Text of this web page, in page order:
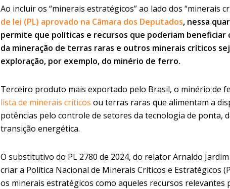
Ao incluir os “minerais estratégicos” ao lado dos “minerais
de lei (PL) aprovado na Câmara dos Deputados, nessa
permite que políticas e recursos que poderiam beneficiar
da mineração de terras raras e outros minerais críticos
exploração, por exemplo, do minério de ferro.
Terceiro produto mais exportado pelo Brasil, o minério de
lista de minerais críticos ou terras raras que alimentam a
potências pelo controle de setores da tecnologia de ponta,
transição energética.
O substitutivo do PL 2780 de 2024, do relator Arnaldo Jardim
criar a Política Nacional de Minerais Críticos e Estratégicos
os minerais estratégicos como aqueles recursos relevantes